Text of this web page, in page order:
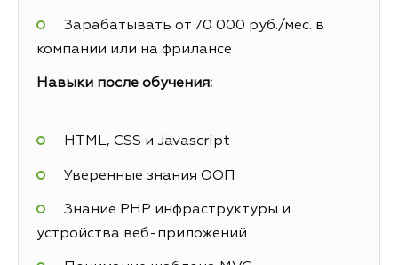
Зарабатывать от 70 000 руб./мес. в
компании или на фрилансе
Навыки после обучения:
HTML, CSS и Javascript
Уверенные знания ООП
Знание PHP инфраструктуры и
устройства веб-приложений